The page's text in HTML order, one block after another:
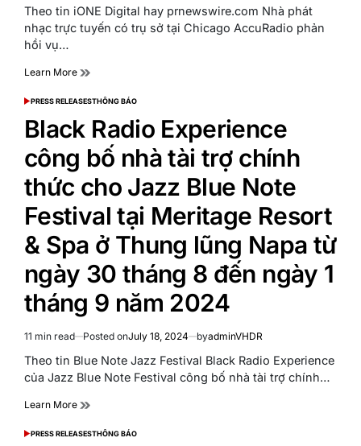
read
time
Theo tin iONE Digital hay prnewswire.com Nhà phát
nhạc trực tuyến có trụ sở tại Chicago AccuRadio phản
hồi vụ…
Learn More
POSTED
PRESS RELEASESTHÔNG BÁO
Black Radio Experience
công bố nhà tài trợ chính
thức cho Jazz Blue Note
Festival tại Meritage Resort
& Spa ở Thung lũng Napa từ
ngày 30 tháng 8 đến ngày 1
tháng 9 năm 2024
Estimated
read
time
11 min read Posted onJuly 18, 2024 byadminVHDR
Theo tin Blue Note Jazz Festival Black Radio Experience
của Jazz Blue Note Festival công bố nhà tài trợ chính…
Learn More
POSTED
PRESS RELEASESTHÔNG BÁO